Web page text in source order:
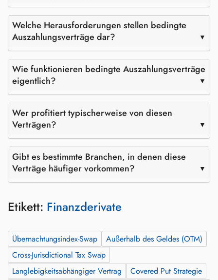
Welche Herausforderungen stellen bedingte
Auszahlungsverträge dar?
Wie funktionieren bedingte Auszahlungsverträge
eigentlich?
Wer profitiert typischerweise von diesen
Verträgen?
Gibt es bestimmte Branchen, in denen diese
Verträge häufiger vorkommen?
Etikett: Finanzderivate
Übernachtungsindex-Swap
Außerhalb des Geldes (OTM)
Cross-Jurisdictional Tax Swap
Langlebigkeitsabhängiger Vertrag
Covered Put Strategie